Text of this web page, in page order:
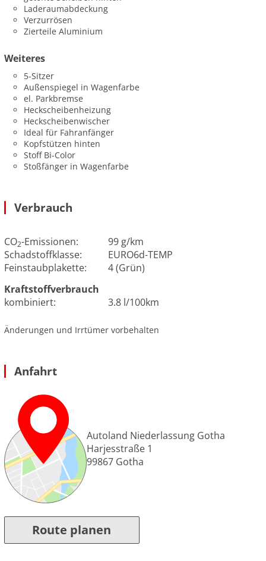
Laderaumabdeckung
Verzurrösen
Zierteile Aluminium
Weiteres
5-Sitzer
Außenspiegel in Wagenfarbe
el. Parkbremse
Heckscheibenheizung
Heckscheibenwischer
Ideal für Fahranfänger
Kopfstützen hinten
Stoff Bi-Color
Stoßfänger in Wagenfarbe
Verbrauch
CO2-Emissionen:
99 g/km
Schadstoffklasse:
EURO6d-TEMP
Feinstaubplakette:
4 (Grün)
Kraftstoffverbrauch
kombiniert:
3.8 l/100km
Änderungen und Irrtümer vorbehalten
Anfahrt
Autoland Niederlassung Gotha
Harjesstraße 1
99867 Gotha
Route planen